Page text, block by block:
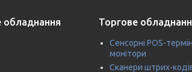
обладнання Торгове
Сенсорні POS-
монітори
Сканери штрих-